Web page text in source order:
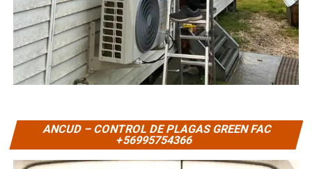
ANCUD – CONTROL DE PLAGAS GREEN FAC
+56995754366